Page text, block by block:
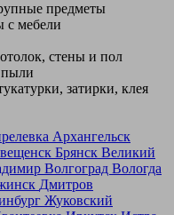
предметы
с мебели
стены и пол
пыли
затирки, клея
Архангельск
Брянск Великий
Волгоград Вологда
Дмитров
Жуковский